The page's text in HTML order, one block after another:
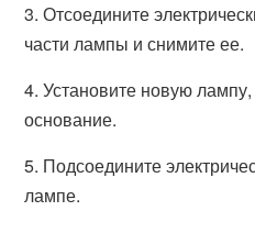
3. Отсоедините
части лампы и снимите ее.
4. Установите новую
основание.
5. Подсоедините
лампе.